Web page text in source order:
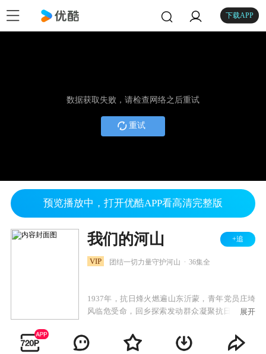
下载APP
数据获取失败，请检查网络之后重试
重试
预览播放中，打开优酷APP看高清完整版
我们的河山 +追
VIP 团结一切力量守护河山 36集全
1937年，抗日烽火燃遍山东沂蒙，青年党员庄埼
风临危受命，回乡探索发动群众凝聚抗日力量之
沙成塔，团结一切可以团结的力量，领悟了“兵民
是胜利之本”的题中之义。在敌后也是抗日的最前
展开